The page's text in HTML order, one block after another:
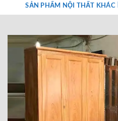
SẢN PHẨM NỘI THẤT KHÁC